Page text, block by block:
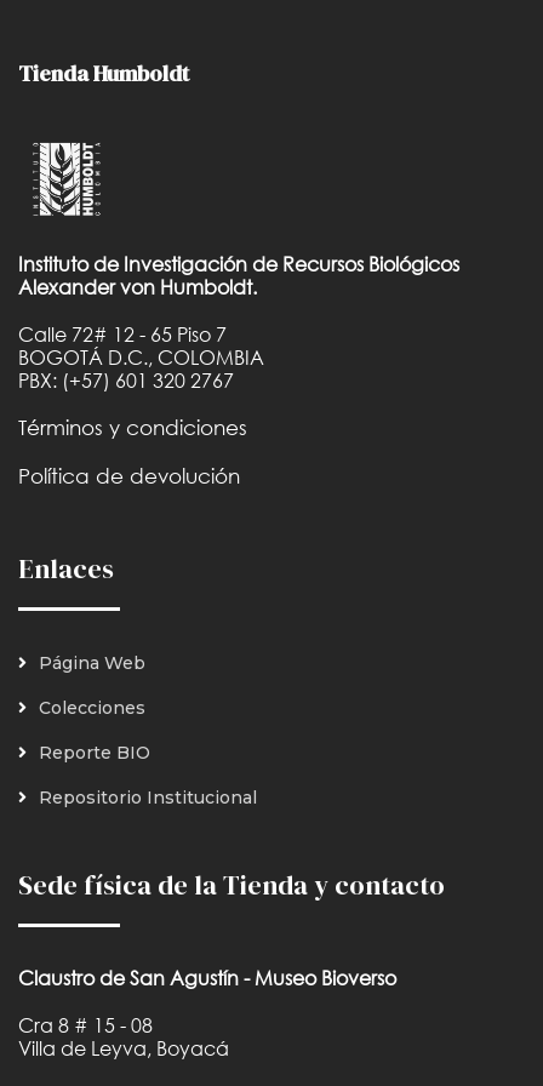
Tienda Humboldt
Instituto de Investigación de Recursos Biológicos
Alexander von Humboldt.
Calle 72# 12 - 65 Piso 7
BOGOTÁ D.C., COLOMBIA
PBX: (+57) 601 320 2767
Términos y condiciones
Política de devolución
Enlaces
Página Web
Colecciones
Reporte BIO
Repositorio Institucional
Sede física de la Tienda y contacto
Claustro de San Agustín - Museo Bioverso
Cra 8 # 15 - 08
Villa de Leyva, Boyacá